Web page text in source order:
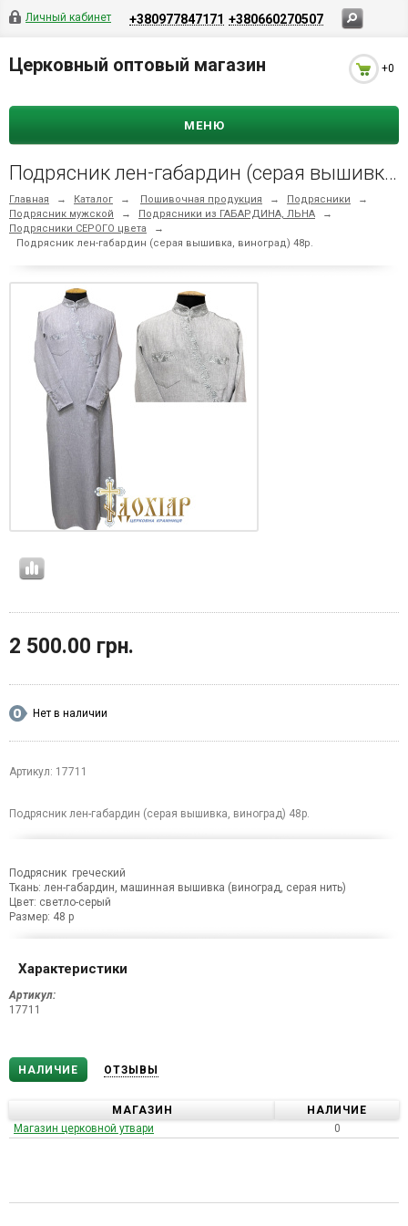
Личный кабинет +380977847171 +380660270507
Церковный оптовый магазин +0
МЕНЮ
Подрясник лен-габардин (серая вышивка, виноград) 48р.
Главная → Каталог → Пошивочная продукция → Подрясники
→
Подрясник мужской
→ Подрясники из ГАБАРДИНА, ЛЬНА
→
Подрясники СЕРОГО цвета
→
Подрясник лен-габардин (серая вышивка, виноград) 48р.
2 500.00 грн.
Нет в наличии
Артикул: 17711
Подрясник лен-габардин (серая вышивка, виноград) 48р.
Подрясник греческий
Ткань: лен-габардин, машинная вышивка (виноград, серая нить)
Цвет: светло-серый
Размер: 48 р
Характеристики
Артикул:
17711
НАЛИЧИЕ ОТЗЫВЫ
МАГАЗИН
НАЛИЧИЕ
Магазин церковной утвари
0